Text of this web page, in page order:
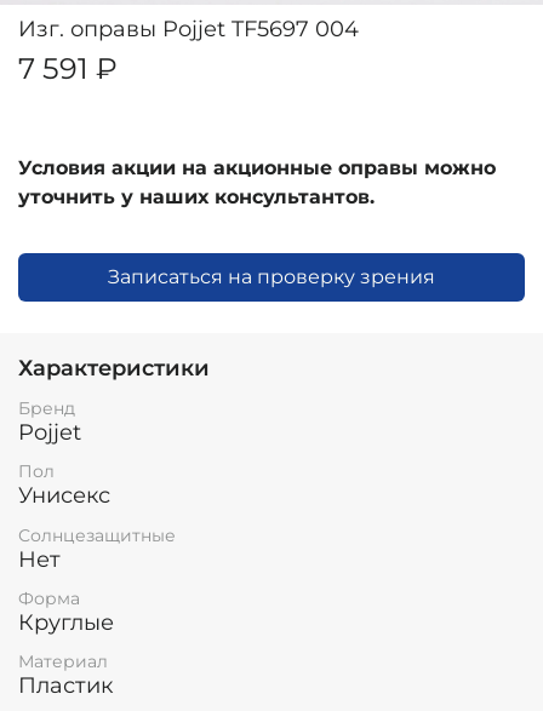
Изг. оправы Pojjet TF5697 004
7 591 ₽
Условия акции на акционные оправы можно
уточнить у наших консультантов.
Записаться на проверку зрения
Характеристики
Бренд
Pojjet
Пол
Унисекс
Солнцезащитные
Нет
Форма
Круглые
Материал
Пластик